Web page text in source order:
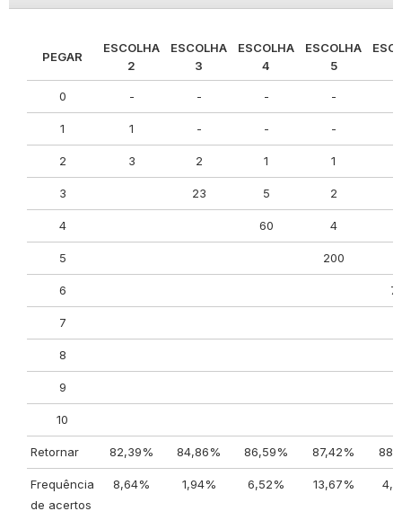
PEGAR
ESCOLHA
2
ESCOLHA
3
ESCOLHA
4
ESCOLHA
5
0 - - - -
1 1 - - -
2 3 2 1 1
3 23 5 2
4 60 4
5 200
6
7
8
9
10
Retornar 82,39% 84,86% 86,59% 87,42%
Frequência
de acertos
8,64% 1,94% 6,52% 13,67%